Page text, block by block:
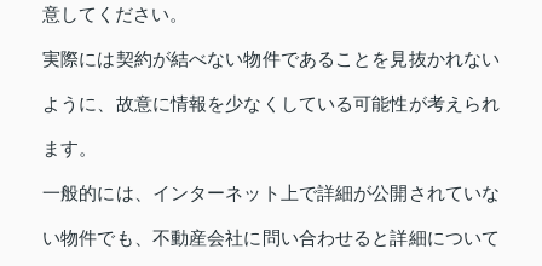
意してください。
実際には契約が結べない物件であることを見抜かれない
ように、故意に情報を少なくしている可能性が考えられ
ます。
一般的には、インターネット上で詳細が公開されていな
い物件でも、不動産会社に問い合わせると詳細について